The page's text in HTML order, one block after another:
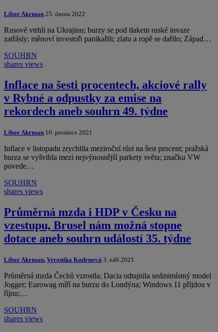
Libor Akrman 25. února 2022
Rusové vtrhli na Ukrajinu; burzy se pod tlakem ruské invaze
zatřásly; měnoví investoři panikařili; zlatu a ropě se dařilo; Západ…
SOUHRN
shares views
Inflace na šesti procentech, akciové rally
v Rybné a odpustky za emise na
rekordech aneb souhrn 49. týdne
Libor Akrman 10. prosince 2021
Inflace v listopadu zrychlila meziroční růst na šest procent; pražská
burza se vyšvihla mezi nejvýnosnější parkety světa; značku VW
povede…
SOUHRN
shares views
Průměrná mzda i HDP v Česku na
vzestupu, Brusel nám možná stopne
dotace aneb souhrn událostí 35. týdne
Libor Akrman, Veronika Kudrnová 3. září 2021
Průměrná mzda Čechů vzrostla; Dacia odtajnila sedmimístný model
Jogger; Eurowag míří na burzu do Londýna; Windows 11 přijdou v
říjnu;…
SOUHRN
shares views